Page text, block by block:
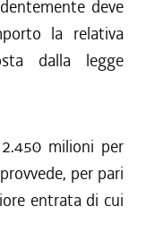
deve
la relativa
dalla legge
milioni per
per pari
entrata di cui